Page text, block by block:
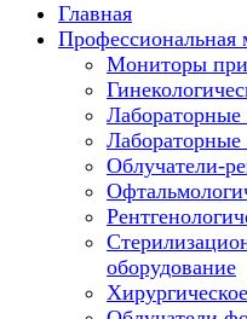
Главная
Профессиональная
Мониторы
Облучатели-
оборудование